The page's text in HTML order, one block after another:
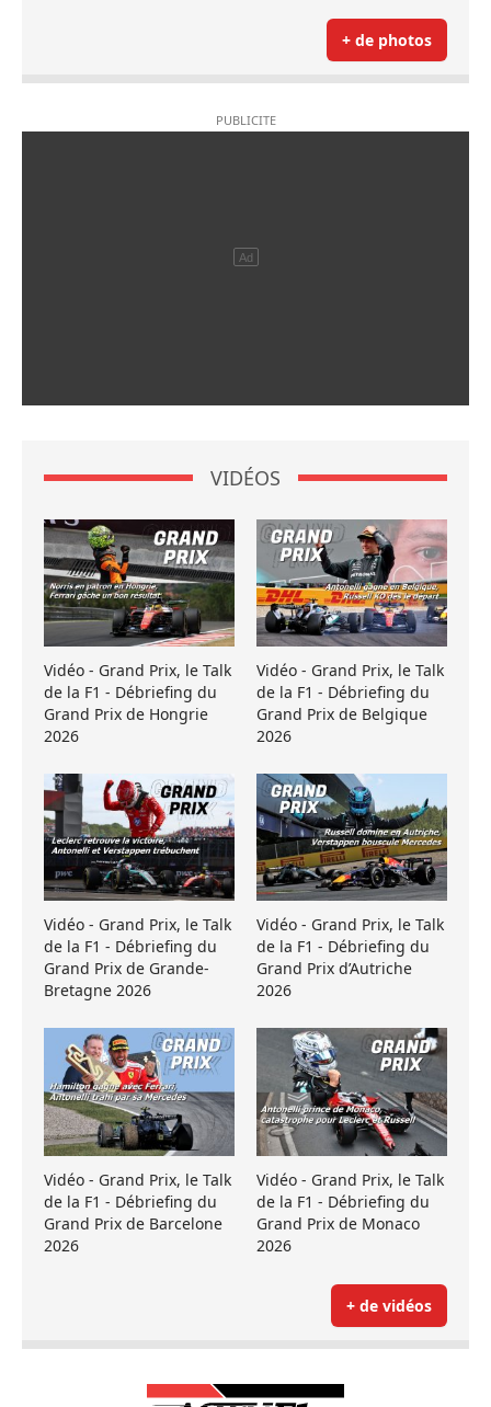
+ de photos
VIDÉOS
Vidéo - Grand Prix, le Talk
de la F1 - Débriefing du
Grand Prix de Hongrie
2026
Vidéo - Grand Prix, le Talk
de la F1 - Débriefing du
Grand Prix de Belgique
2026
Vidéo - Grand Prix, le Talk
de la F1 - Débriefing du
Grand Prix de Grande-
Bretagne 2026
Vidéo - Grand Prix, le Talk
de la F1 - Débriefing du
Grand Prix d’Autriche
2026
Vidéo - Grand Prix, le Talk
de la F1 - Débriefing du
Grand Prix de Barcelone
2026
Vidéo - Grand Prix, le Talk
de la F1 - Débriefing du
Grand Prix de Monaco
2026
+ de vidéos